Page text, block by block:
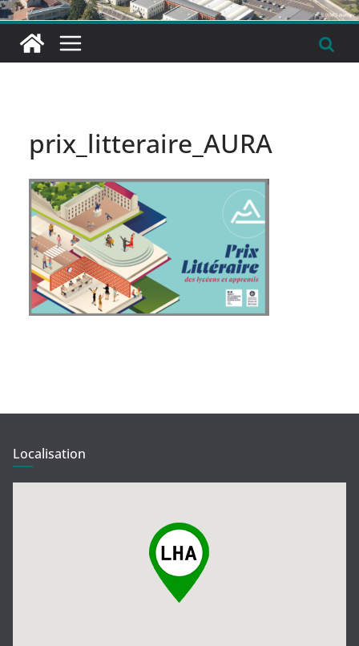
prix_litteraire_AURA
Localisation